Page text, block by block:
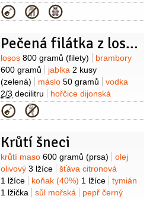
ozdobu)
citron(na ozdobu)
omáčku: hořčice francouzká
1 kus
víno bílé 2 lžíce
olej olivový
6 lžic
kopr
2 lžíce
(nasekaný)
sůl pepř
Kategorie
Pečená filátka z lososa „balkai“
Suroviny
losos 800 gramů (filety)
brambory
600 gramů
jablka 2 kusy
(zelená)
máslo 50 gramů
vodka
2/3 decilitru
hořčice dijonská
40 gramů
(květový)
kopr1/2svazku
sůl
Kategorie
Krůtí šneci
Suroviny
krůtí maso 600 gramů (prsa)
olej
olivový 3 lžíce
šťáva citronová
1 lžíce
koňak (40%) 1 lžíce
tymián
1 lžička
sůl mořská
pepř černý